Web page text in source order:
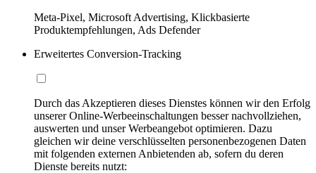
Meta-Pixel, Microsoft Advertising, Klickbasierte
Produktempfehlungen, Ads Defender
Erweitertes Conversion-Tracking
Durch das Akzeptieren dieses Dienstes können wir den Erfolg
unserer Online-Werbeeinschaltungen besser nachvollziehen,
auswerten und unser Werbeangebot optimieren. Dazu
gleichen wir deine verschlüsselten personenbezogenen Daten
mit folgenden externen Anbietenden ab, sofern du deren
Dienste bereits nutzt: